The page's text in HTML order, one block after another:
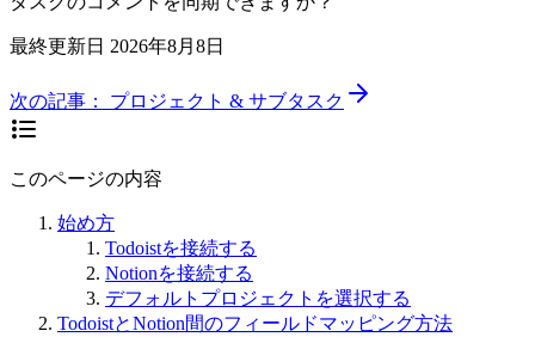
最終更新日 2026年8月8日
次の記事： プロジェクト & サブタスク
このページの内容
始め方
Todoistを接続する
Notionを接続する
デフォルトプロジェクトを選択する
TodoistとNotion間のフィールドマッピング方法